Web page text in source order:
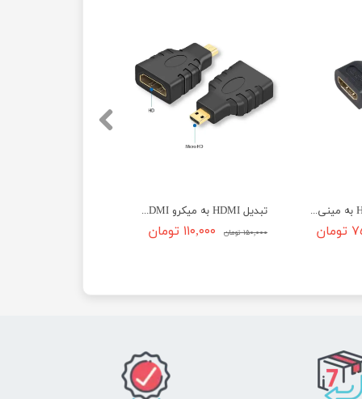
تبدیل HDMI به میکرو micro HDMI
۱۵۰,۰۰۰ تومان ۱۱۰,۰۰۰ تومان
رابط و مبدل HDMI به مینی mini HDMI